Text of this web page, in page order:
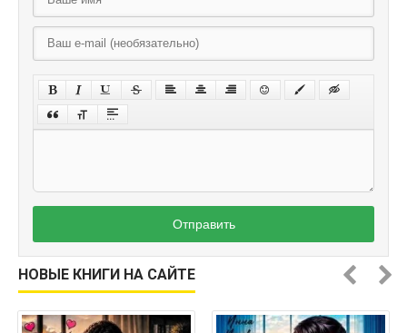
Отправить
НОВЫЕ КНИГИ НА САЙТЕ